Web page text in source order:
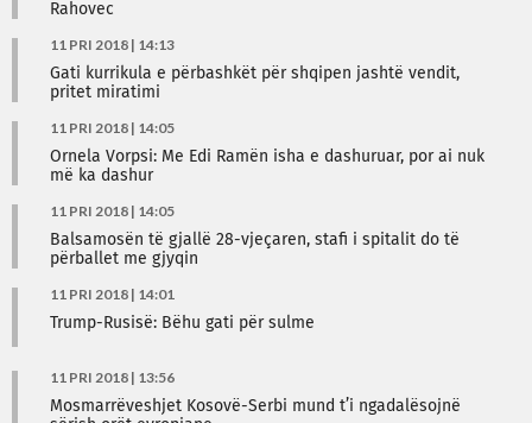
Rahovec
11 PRI 2018 | 14:13
Gati kurrikula e përbashkët për shqipen jashtë vendit,
pritet miratimi
11 PRI 2018 | 14:05
Ornela Vorpsi: Me Edi Ramën isha e dashuruar, por ai nuk
më ka dashur
11 PRI 2018 | 14:05
Balsamosën të gjallë 28-vjeçaren, stafi i spitalit do të
përballet me gjyqin
11 PRI 2018 | 14:01
Trump-Rusisë: Bëhu gati për sulme
11 PRI 2018 | 13:56
Mosmarrëveshjet Kosovë-Serbi mund t’i ngadalësojnë